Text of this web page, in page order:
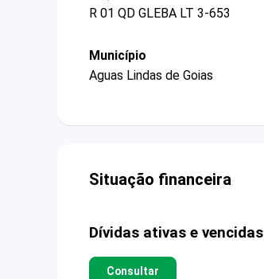
R 01 QD GLEBA LT 3-653
Município
Aguas Lindas de Goias
Situação financeira
Dívidas ativas e vencidas
Consultar